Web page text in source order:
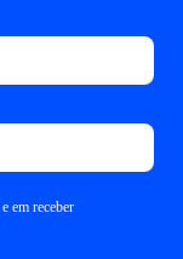
e em receber